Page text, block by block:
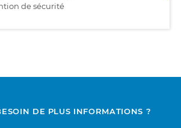
de sécurité
DE PLUS INFORMATIONS ?